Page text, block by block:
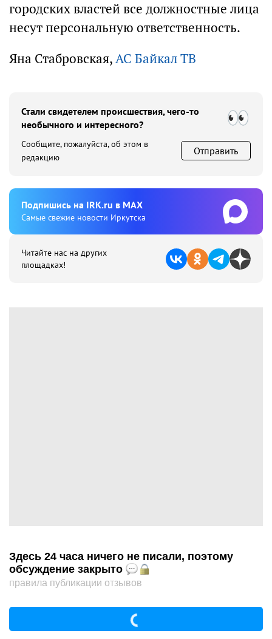
городских властей все должностные лица
несут персональную ответственность.
Яна Стабровская,АС Байкал ТВ
Стали свидетелем происшествия, чего-то
необычного и интересного?
Сообщите, пожалуйста, об этом в
редакцию
Отправить
Подпишиcь на IRK.ru в MAX
Cамые свежие новости Иркутска
Читайте нас на других
площадках!
Здесь 24 часа ничего не писали, поэтому
обсуждение закрыто
правила публикации отзывов